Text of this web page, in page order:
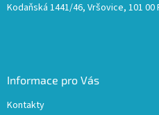
Kodaňská 1441/46, Vršovice, 101 00
Informace pro Vás
Kontakty